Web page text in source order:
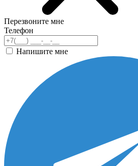
Перезвоните мне
Телефон
Напишите мне